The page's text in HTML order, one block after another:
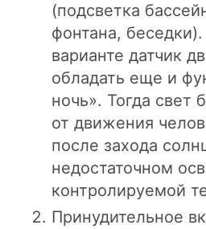
(подсветка
фонтана,
варианте датчик
обладать еще и
ночь». Тогда свет
от движения
после захода
недостаточном
контролируемой
Принудительное